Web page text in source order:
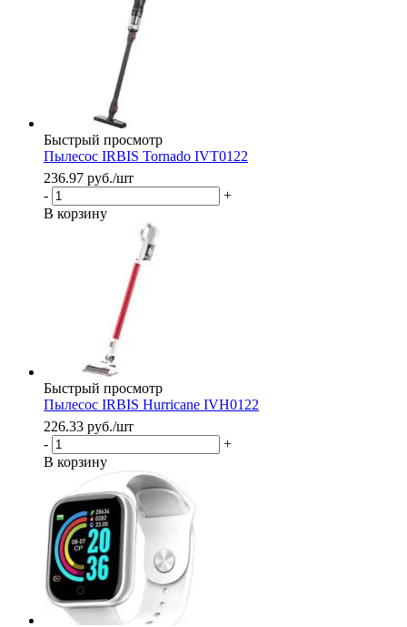
Быстрый просмотр
Пылесос IRBIS Tornado IVT0122
236.97 руб./шт
-
+
В корзину
Быстрый просмотр
Пылесос IRBIS Hurricane IVH0122
226.33 руб./шт
-
+
В корзину